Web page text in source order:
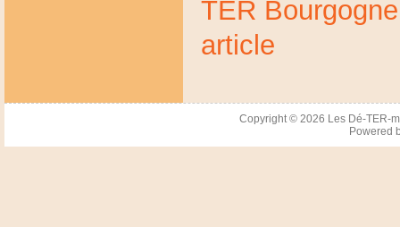
TER Bourgogne
article
Copyright © 2026 Les Dé-TER-
Powered